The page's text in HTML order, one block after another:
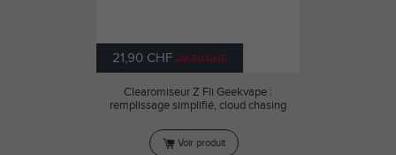
21,90 CHF 29,50 CHF
Clearomiseur Z Fli Geekvape :
remplissage simplifié, cloud chasing
Voir produit